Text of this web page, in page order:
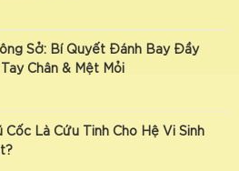
Sở: Bí Quyết Đánh Bay Đầy
Chân & Mệt Mỏi
Cốc Là Cứu Tinh Cho Hệ Vi Sinh